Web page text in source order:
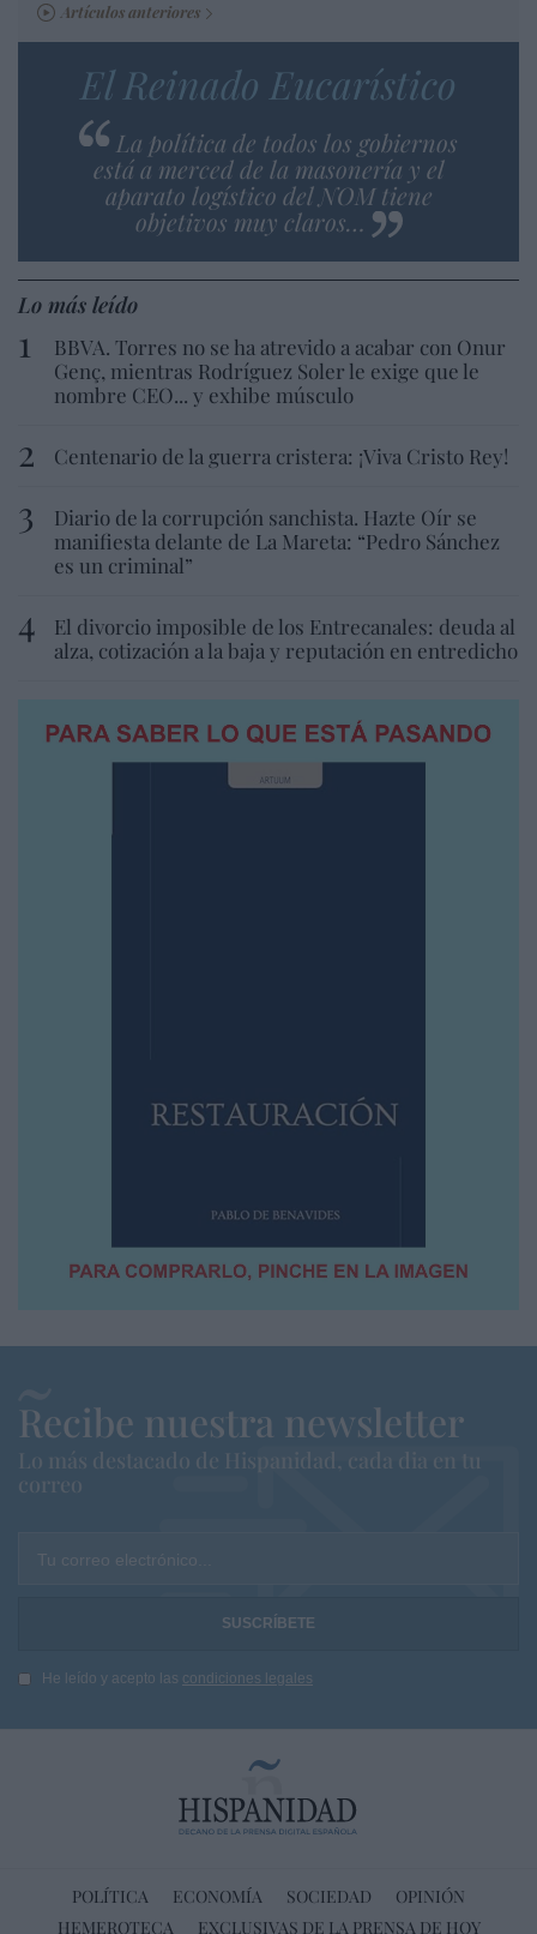
Artículos anteriores
El Reinado Eucarístico
La política de todos los gobiernos
está a merced de la masonería y el
aparato logístico del NOM tiene
objetivos muy claros…
Lo más leído
BBVA. Torres no se ha atrevido a acabar con Onur
Genç, mientras Rodríguez Soler le exige que le
nombre CEO... y exhibe músculo
Centenario de la guerra cristera: ¡Viva Cristo Rey!
Diario de la corrupción sanchista. Hazte Oír se
manifiesta delante de La Mareta: “Pedro Sánchez
es un criminal”
El divorcio imposible de los Entrecanales: deuda al
alza, cotización a la baja y reputación en entredicho
Recibe nuestra newsletter
Lo más destacado de Hispanidad, cada dia en tu
correo
Tu correo electrónico...
He leído y acepto las condiciones legales
POLÍTICA ECONOMÍA SOCIEDAD
OPINIÓN
HEMEROTECA
EXCLUSIVAS DE LA PRENSA DE HOY